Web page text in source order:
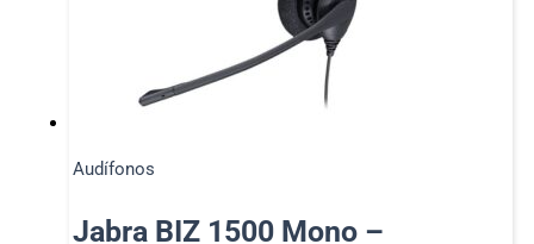
Audífonos
Jabra BIZ 1500 Mono –